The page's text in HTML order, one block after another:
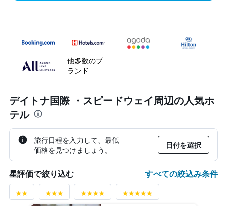
他多数のブ
ランド
デイトナ国際 ・スピードウェイ周辺の人気ホ
テル
旅行日程を入力して、最低
価格を見つけましょう。
日付を選択
星評価で絞り込む すべての絞込み条件